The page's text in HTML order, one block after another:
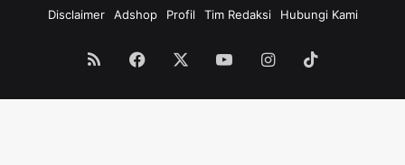
Disclaimer
Adshop Profil Tim Redaksi Hubungi Kami
RSS Facebook YouTubeInstagram